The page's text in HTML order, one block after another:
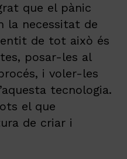
que el pànic
la necessitat de
de tot això és
posar-les al
i voler-les
tecnologia.
el que
de criar i